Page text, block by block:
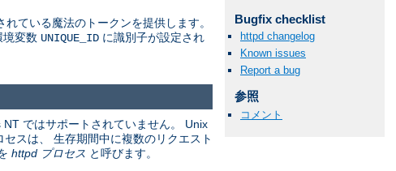
ている魔法のトークンを提供します。
変数 UNIQUE_ID に識別子が設定され
Bugfix checklist
httpd changelog
Known issues
Report a bug
参照
コメント
ではサポートされていません。 Unix
スは、 生存期間中に複数のリクエスト
httpd プロセス と呼びます。